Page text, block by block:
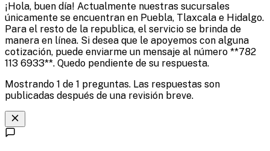
¡Hola, buen día! Actualmente nuestras sucursales
únicamente se encuentran en Puebla, Tlaxcala e Hidalgo.
Para el resto de la republica, el servicio se brinda de
manera en línea. Si desea que le apoyemos con alguna
cotización, puede enviarme un mensaje al número **782
113 6933**. Quedo pendiente de su respuesta.
Mostrando 1 de 1 preguntas. Las respuestas son
publicadas después de una revisión breve.